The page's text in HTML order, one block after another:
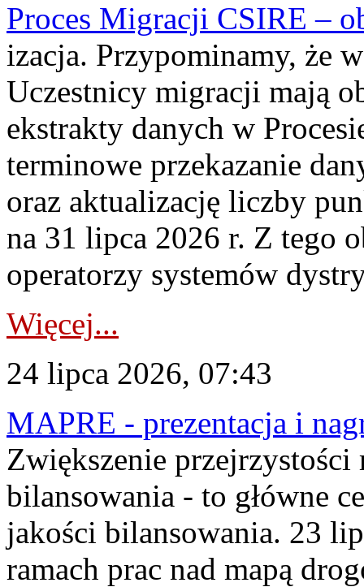
Proces Migracji CSIRE –
izacja. Przypominamy, że
Uczestnicy migracji mają
ekstrakty danych w
terminowe przekazanie
oraz aktualizację liczby
na 31 lipca 2026 r. Z tego
operatorzy systemów
Więcej...
24 lipca 2026, 07:43
MAPRE - prezentacja i
Zwiększenie
bilansowania - to główne
jakości bilansowania. 23
ramach prac nad mapą